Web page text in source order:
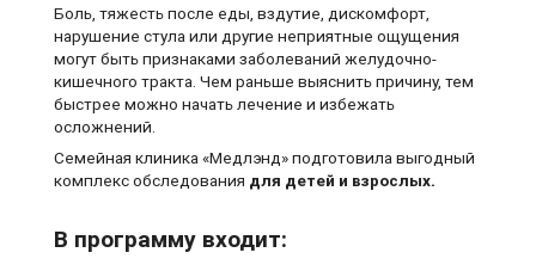
Боль, тяжесть после еды, вздутие, дискомфорт,
нарушение стула или другие неприятные ощущения
могут быть признаками заболеваний желудочно-
кишечного тракта. Чем раньше выяснить причину, тем
быстрее можно начать лечение и избежать
осложнений.
Семейная клиника «Медлэнд» подготовила выгодный
комплекс обследования для детей и взрослых.
В программу входит: